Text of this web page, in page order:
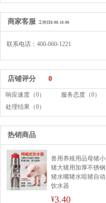
商家客服 工作日8:00-18:00
联系电话：400-060-1221
店铺评分 0
响应速度（0）
服务态度（0）
处理结果（0）
热销商品
兽用养殖用品母猪小
猪大猪用加厚不锈钢
猪水嘴猪水咀猪自动
饮水器
¥3.40